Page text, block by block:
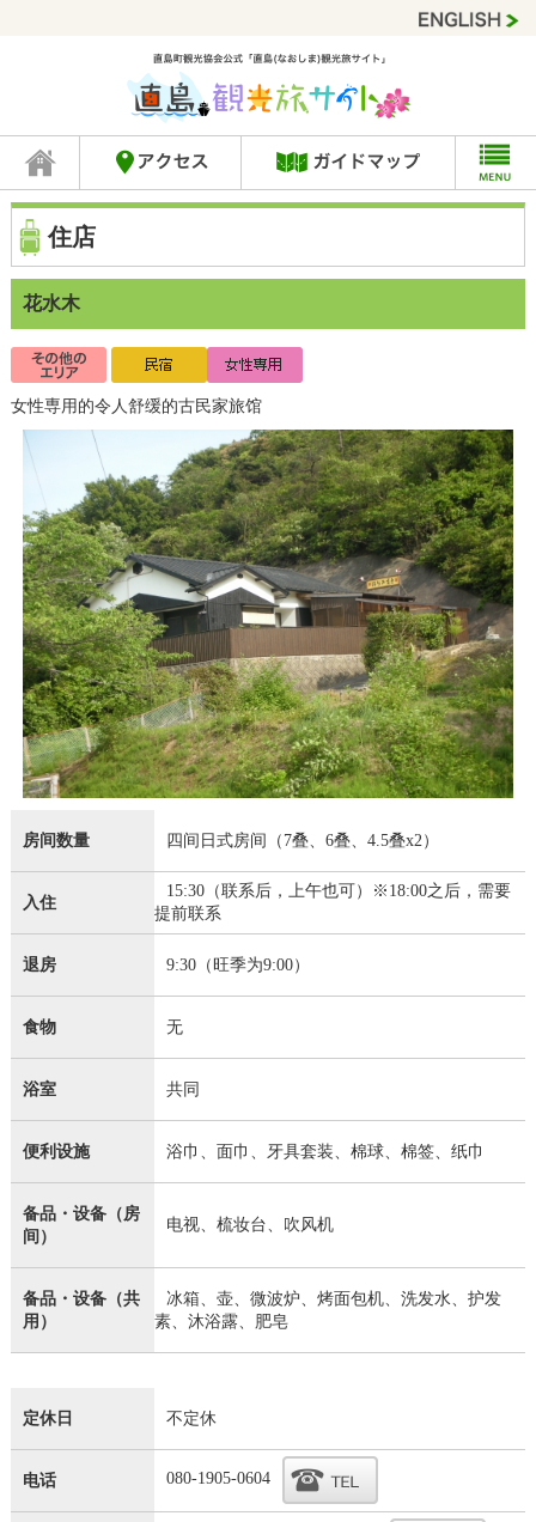
住店
花水木
女性専用的令人舒缓的古民家旅馆
房间数量 四间日式房间（7叠、6叠、4.5叠x2）
入住
15:30（联系后，上午也可）※18:00之后，需要
提前联系
退房 9:30（旺季为9:00）
食物 无
浴室 共同
便利设施 浴巾、面巾、牙具套装、棉球、棉签、纸巾
备品・设备（房
间）
电视、梳妆台、吹风机
备品・设备（共
用）
冰箱、壶、微波炉、烤面包机、洗发水、护发
素、沐浴露、肥皂
定休日 不定休
电话 080-1905-0604